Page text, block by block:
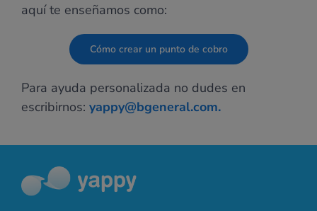
aquí te enseñamos como:
Cómo crear un punto de cobro
Para ayuda personalizada no dudes en
escribirnos: yappy@bgeneral.com.